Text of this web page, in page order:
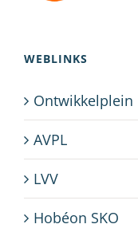
WEBLINKS
Ontwikkelplein
AVPL
LVV
Hobéon SKO